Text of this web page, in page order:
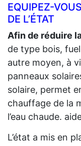
EQUIPEZ-
DE L’ÉTAT
Afin de réduire
de type bois,
autre moyen, à
panneaux
solaire, permet
chauffage de la
l’eau chaude.
L’état a mis en